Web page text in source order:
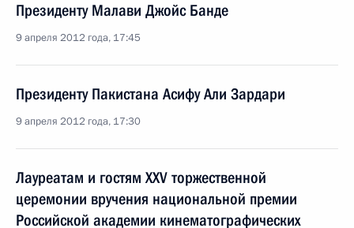
Президенту Малави Джойс Банде
9 апреля 2012 года, 17:45
Президенту Пакистана Асифу Али Зардари
9 апреля 2012 года, 17:30
Лауреатам и гостям XXV торжественной
церемонии вручения национальной премии
Российской академии кинематографических